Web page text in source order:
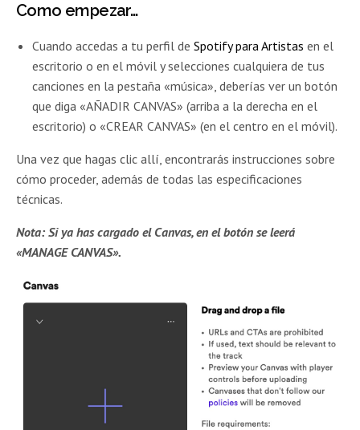
Como empezar…
Cuando accedas a tu perfil de Spotify para Artistas en el
escritorio o en el móvil y selecciones cualquiera de tus
canciones en la pestaña «música», deberías ver un botón
que diga «AÑADIR CANVAS» (arriba a la derecha en el
escritorio) o «CREAR CANVAS» (en el centro en el móvil).
Una vez que hagas clic allí, encontrarás instrucciones sobre
cómo proceder, además de todas las especificaciones
técnicas.
Nota: Si ya has cargado el Canvas, en el botón se leerá
«MANAGE CANVAS».